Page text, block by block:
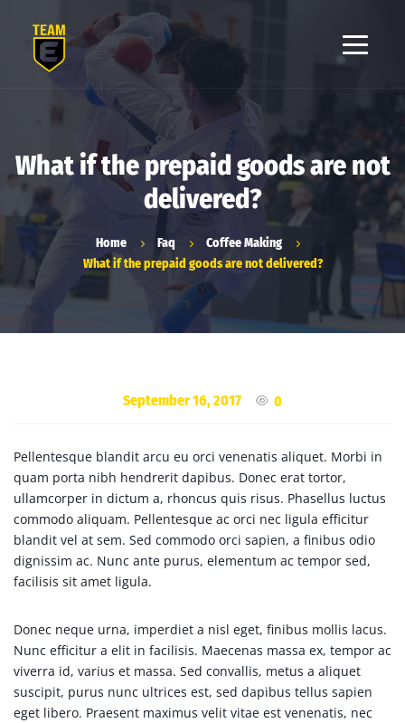
What if the prepaid goods are not
delivered?
Home Faq
Coffee Making
What if the prepaid goods are not delivered?
September 16, 2017 0
Pellentesque blandit arcu eu orci venenatis aliquet. Morbi in
quam porta nibh hendrerit dapibus. Donec erat tortor,
ullamcorper in dictum a, rhoncus quis risus. Phasellus luctus
commodo aliquam. Pellentesque ac orci nec ligula efficitur
blandit vel at sem. Sed commodo orci sapien, a finibus odio
dignissim ac. Nunc ante purus, elementum ac tempor sed,
facilisis sit amet ligula.
Donec neque urna, imperdiet a nisl eget, finibus mollis lacus.
Nunc efficitur a elit in facilisis. Maecenas massa ex, tempor ac
viverra id, varius et massa. Sed convallis, metus a aliquet
suscipit, purus nunc ultrices est, sed dapibus tellus sapien
eget libero. Praesent maximus velit vitae est venenatis, nec